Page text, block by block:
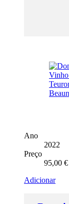
Ano
2022
Preço
95,00 €
Adicionar